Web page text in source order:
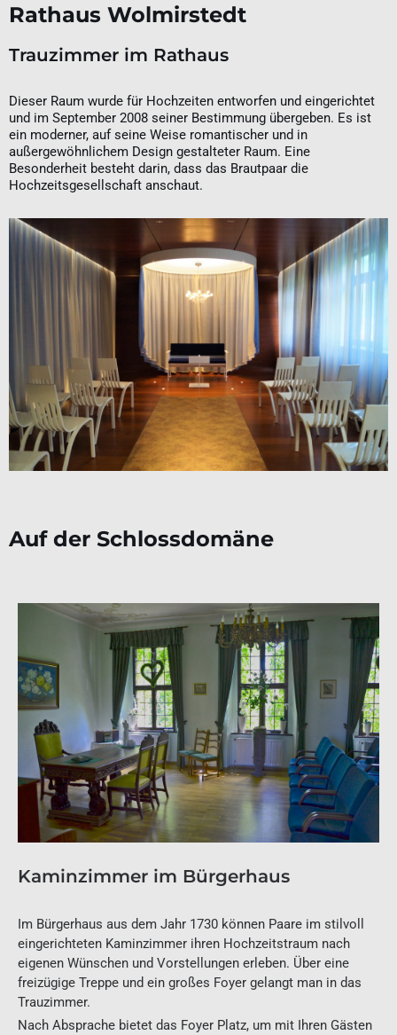
Rathaus Wolmirstedt
Trauzimmer im Rathaus
Dieser Raum wurde für Hochzeiten entworfen und eingerichtet
und im September 2008 seiner Bestimmung übergeben. Es ist
ein moderner, auf seine Weise romantischer und in
außergewöhnlichem Design gestalteter Raum. Eine
Besonderheit besteht darin, dass das Brautpaar die
Hochzeitsgesellschaft anschaut.
Auf der Schlossdomäne
Kaminzimmer im Bürgerhaus​
Im Bürgerhaus aus dem Jahr 1730 können Paare im stilvoll
eingerichteten Kaminzimmer ihren Hochzeitstraum nach
eigenen Wünschen und Vorstellungen erleben. Über eine
freizügige Treppe und ein großes Foyer gelangt man in das
Trauzimmer.
Nach Absprache bietet das Foyer Platz, um mit Ihren Gästen